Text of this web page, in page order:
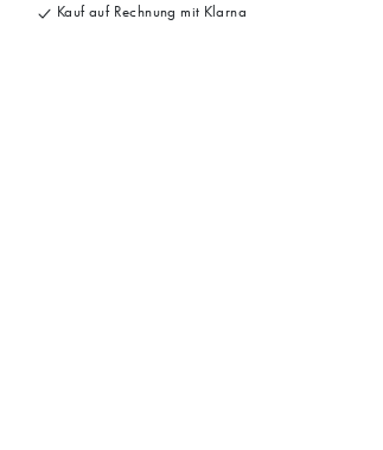
Kauf auf Rechnung mit Klarna